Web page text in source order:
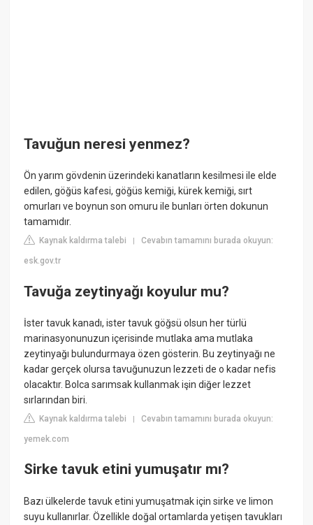
Tavuğun neresi yenmez?
Ön yarım gövdenin üzerindeki kanatların kesilmesi ile elde
edilen, göğüs kafesi, göğüs kemiği, kürek kemiği, sırt
omurları ve boynun son omuru ile bunları örten dokunun
tamamıdır.
Kaynak kaldırma talebi |Cevabın tamamını burada okuyun:
esk.gov.tr
Tavuğa zeytinyağı koyulur mu?
İster tavuk kanadı, ister tavuk göğsü olsun her türlü
marinasyonunuzun içerisinde mutlaka ama mutlaka
zeytinyağı bulundurmaya özen gösterin. Bu zeytinyağı ne
kadar gerçek olursa tavuğunuzun lezzeti de o kadar nefis
olacaktır. Bolca sarımsak kullanmak işin diğer lezzet
sırlarından biri.
Kaynak kaldırma talebi |Cevabın tamamını burada okuyun:
yemek.com
Sirke tavuk etini yumuşatır mı?
Bazı ülkelerde tavuk etini yumuşatmak için sirke ve limon
suyu kullanırlar. Özellikle doğal ortamlarda yetişen tavukları